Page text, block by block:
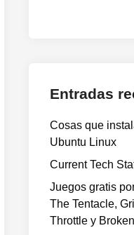
Entradas
Cosas que
Ubuntu Linux
Current Tech
Juegos gratis
The Tentacle,
Throttle y